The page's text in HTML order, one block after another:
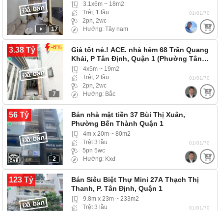
17
Đã bán
3.1x6m ~ 18m2
Trệt, 1 lầu
2pn, 2wc
Hướng: Tây nam
01/01/70
3.38 Tỷ -6%
7
Đã bán
Giá tốt nè.! ACE. nhà hẻm 68 Trần Quang
Khải, P Tân Định, Quận 1 (Phường Tân…
4x5m ~ 19m2
Trệt, 2 lầu
2pn, 2wc
Hướng: Bắc
01/01/70
56 Tỷ
2
Đã bán
Bán nhà mặt tiền 37 Bùi Thị Xuân,
Phường Bến Thành Quận 1
4m x 20m ~ 80m2
Trệt 3 lầu
5pn 5wc
Hướng: Kxđ
01/01/70
123 Tỷ
Đã bán
Bán Siêu Biệt Thự Mini 27A Thạch Thị
Thanh, P. Tân Định, Quận 1
9.8m x 23m ~ 233m2
Trệt 3 lầu
01/01/70